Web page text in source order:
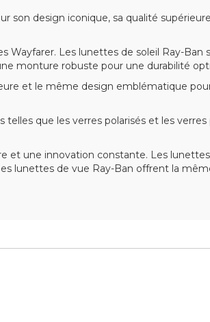
son design iconique, sa qualité
Les lunettes de soleil Ray-Ban
monture robuste pour une durabilité
et le même design emblématique
que les verres polarisés et les
une innovation constante. Les
lunettes de vue Ray-Ban offrent la